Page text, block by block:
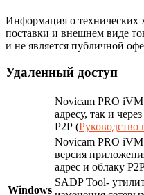
Информация о технических
поставки и внешнем виде
и не является публичной
Удаленный доступ
Windows
Novicam PRO
адресу, так и
P2P (Руководство
Novicam PRO
версия
адрес и облаку
SADP Tool-